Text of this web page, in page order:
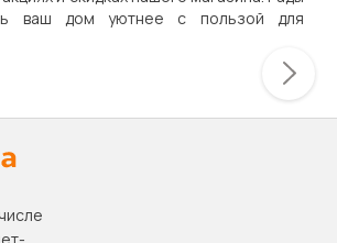
ваш дом уютнее с пользой для